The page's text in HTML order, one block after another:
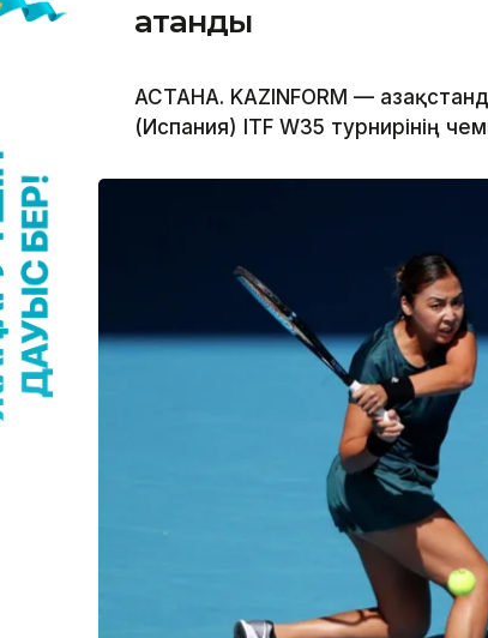
атанды
АСТАНА. KAZINFORM —
(Испания) ITF W35 турнирінің